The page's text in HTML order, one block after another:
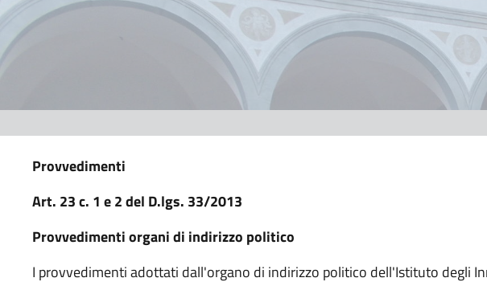
Provvedimenti
Art. 23 c. 1 e 2 del D.lgs. 33/2013
Provvedimenti organi di indirizzo politico
I provvedimenti adottati dall'organo di indirizzo politico dell'Istituto degli